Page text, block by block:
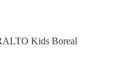
Kids Boreal